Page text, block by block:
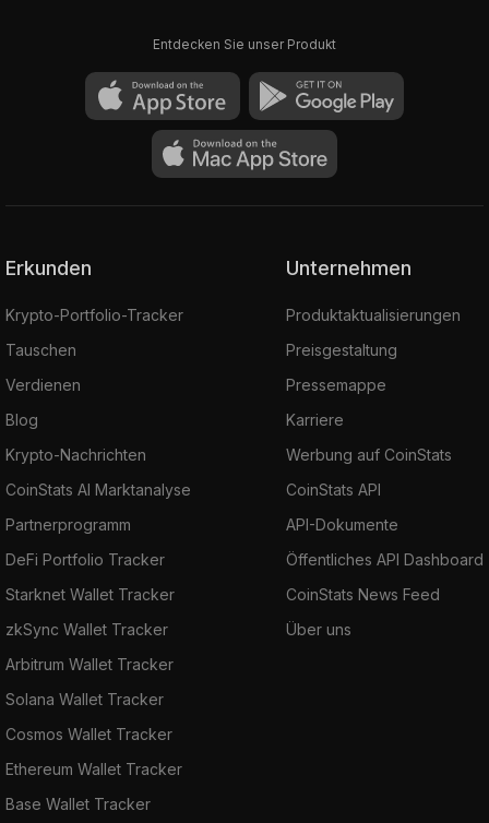
Entdecken Sie unser Produkt
Erkunden
Krypto-Portfolio-Tracker
Tauschen
Verdienen
Blog
Krypto-Nachrichten
CoinStats AI Marktanalyse
Partnerprogramm
DeFi Portfolio Tracker
Starknet Wallet Tracker
zkSync Wallet Tracker
Arbitrum Wallet Tracker
Solana Wallet Tracker
Cosmos Wallet Tracker
Ethereum Wallet Tracker
Base Wallet Tracker
Unternehmen
Produktaktualisierungen
Preisgestaltung
Pressemappe
Karriere
Werbung auf CoinStats
CoinStats API
API-Dokumente
Öffentliches API Dashboard
CoinStats News Feed
Über uns